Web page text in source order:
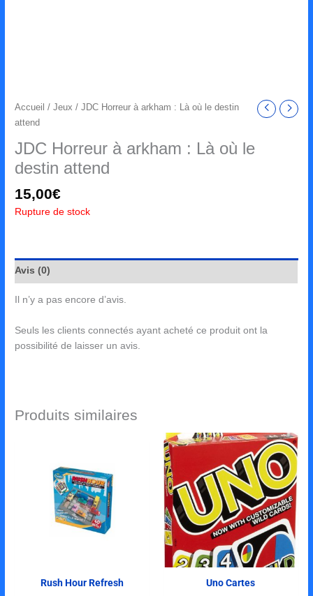
Accueil /Jeux / JDC Horreur à arkham : Là où le destin
attend
JDC Horreur à arkham : Là où le
destin attend
15,00€
Rupture de stock
Avis (0)
Il n’y a pas encore d’avis.
Seuls les clients connectés ayant acheté ce produit ont la
possibilité de laisser un avis.
Produits similaires
Rush Hour Refresh Uno Cartes